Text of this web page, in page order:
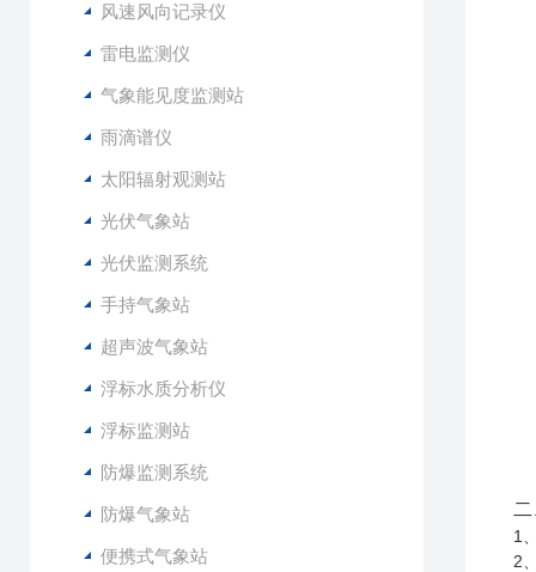
风速风向记录仪
雷电监测仪
气象能见度监测站
雨滴谱仪
太阳辐射观测站
光伏气象站
光伏监测系统
手持气象站
超声波气象站
浮标水质分析仪
浮标监测站
防爆监测系统
防爆气象站
便携式气象站
1
2